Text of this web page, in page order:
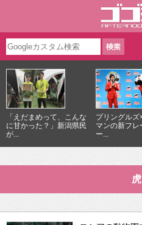
「えだまめって、こんな
に甘かった？」新潟県民
が...
プリングルズ
マンの新フレ
ー...
虎